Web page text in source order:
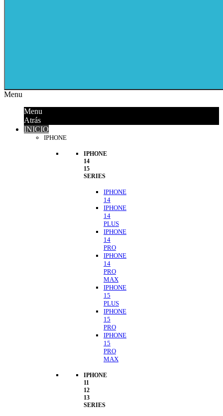
Menu
Menu
Atrás
INICIO
IPHONE
IPHONE
14
15
SERIES
IPHONE
14
IPHONE
14
PLUS
IPHONE
14
PRO
IPHONE
14
PRO
MAX
IPHONE
15
PLUS
IPHONE
15
PRO
IPHONE
15
PRO
MAX
IPHONE
11
12
13
SERIES